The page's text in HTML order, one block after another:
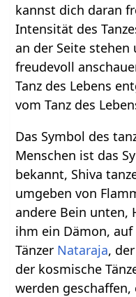
kannst dich daran
Intensität des
an der Seite stehen
freudevoll
Tanz des Lebens
vom Tanz des
Das Symbol des
Menschen ist das
bekannt, Shiva
umgeben von
andere Bein unten,
ihm ein Dämon,
Tänzer Nataraja,
der kosmische
werden